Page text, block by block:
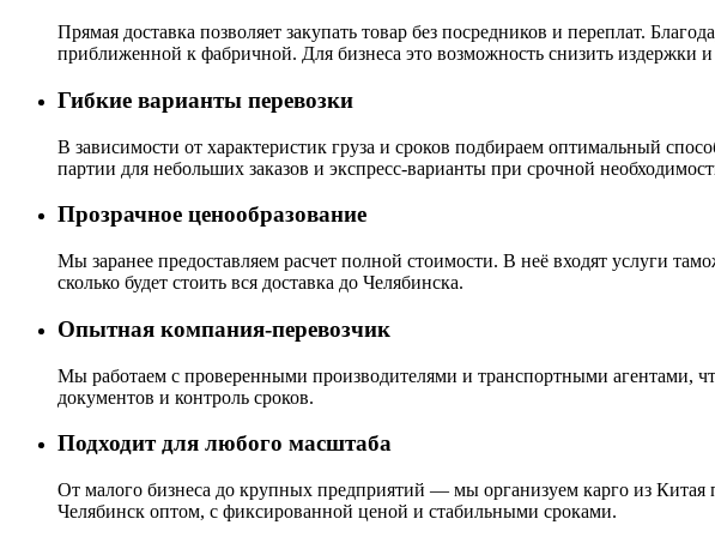
Прямая доставка позволяет закупать товар без посредников и переплат.
приближенной к фабричной. Для бизнеса это возможность снизить издержки
Гибкие варианты перевозки
В зависимости от характеристик груза и сроков подбираем оптимальный
партии для небольших заказов и экспресс-варианты при срочной
Прозрачное ценообразование
Мы заранее предоставляем расчет полной стоимости. В неё входят услуги
сколько будет стоить вся доставка до Челябинска.
Опытная компания-перевозчик
Мы работаем с проверенными производителями и транспортными агентами,
документов и контроль сроков.
Подходит для любого масштаба
От малого бизнеса до крупных предприятий — мы организуем карго из
Челябинск оптом, с фиксированной ценой и стабильными сроками.